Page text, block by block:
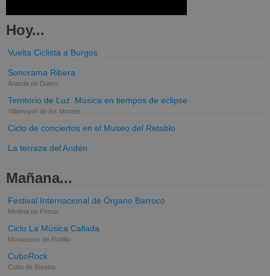
Hoy...
Vuelta Ciclista a Burgos
Sonorama Ribera
Aranda de Duero
Territorio de Luz. Música en tiempos de eclipse
Villamayor de los Montes
Ciclo de conciertos en el Museo del Retablo
La terraza del Andén
Mañana...
Festival Internacional de Órgano Barroco
Medina de Pomar
Ciclo La Música Callada
Monasterio de Rodilla
CuboRock
Cubo de Bureba